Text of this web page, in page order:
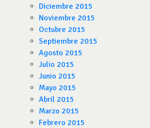
Diciembre 2015
Noviembre 2015
Octubre 2015
Septiembre 2015
Agosto 2015
Julio 2015
Junio 2015
Mayo 2015
Abril 2015
Marzo 2015
Febrero 2015